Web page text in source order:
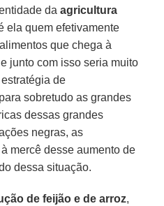
daagricultura
ela quem efetivamente
que chega à
junto com isso seria muito
de
para sobretudo as grandes
dessas grandes
negras, as
mercê desse aumento de
dessa situação.
de feijão e de arroz,